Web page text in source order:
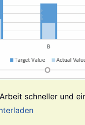
schneller und